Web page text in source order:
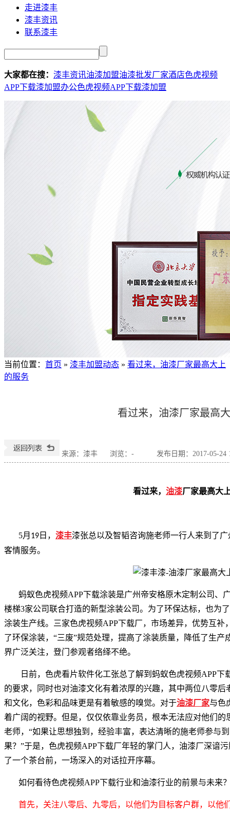
走进漆丰
漆丰资讯
联系漆丰
大家都在搜： 漆丰资讯油漆加盟油漆批发厂家酒店色虎视频
APP下载漆加盟办公色虎视频APP下载漆加盟
当前位置 ： 首页 » 漆丰加盟动态 » 看过来，油漆厂家最高大上
的服务
看过来，油漆厂家最高
来源：漆丰 浏览： - 发布日期：2017-05-24
看过来， 油漆厂家最高大
5月 19 日， 漆丰漆张总以及智韬咨询施老师一行人来到了
客情服务。
蚂蚁色虎视频APP下载涂装是广州帝安格原木定制公司、
楼梯3家公司联合打造的新型涂装公司。为了环保达标，也为
涂装生产线。三家色虎视频APP下载厂，市场差异，优势互
了环保涂装，“三废”规范处理，提高了涂装质量，降低了生
界广泛关注，登门参观者络绎不绝。
日前，色虎看片软件化工张总了解到蚂蚁色虎视频APP下
的要求，同时也对油漆文化有着浓厚的兴趣，其中两位八零
和文化，色彩和品味更是有着敏感的嗅觉。对于油漆厂家与色
着广阔的视野。但是，仅仅依靠业务员，根本无法应对他们
老师， “如果让思想独到，经验丰富，表达清晰的施老师参与
果？”于是，色虎视频APP下载厂年轻的掌门人，油漆厂深谙
了一个茶台前，一场深入的对话拉开序幕。
如何看待色虎视频APP下载行业和油漆行业的前景与未来
首先，关注八零后、九零后，以他们为目标客户群，以他